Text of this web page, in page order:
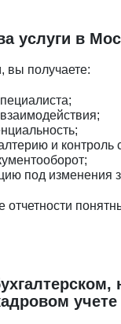
услуги в
вы получаете:
и контроль
под изменения
отчетности
учете